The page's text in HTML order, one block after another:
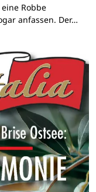
Robbe
anfassen. Der…